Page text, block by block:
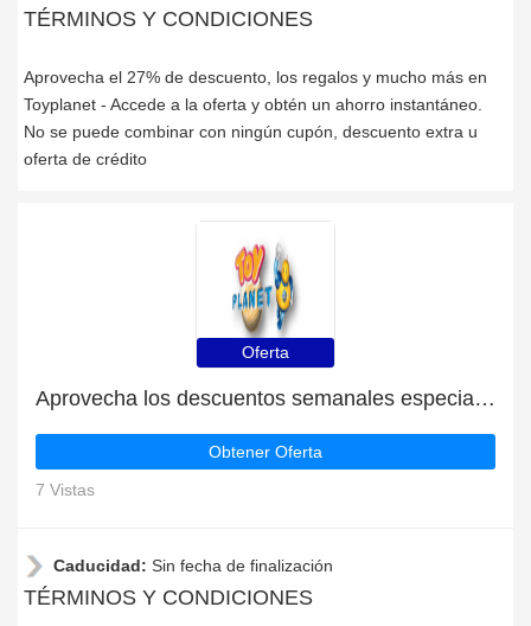
TÉRMINOS Y CONDICIONES
Aprovecha el 27% de descuento, los regalos y mucho más en
Toyplanet - Accede a la oferta y obtén un ahorro instantáneo.
No se puede combinar con ningún cupón, descuento extra u
oferta de crédito
Oferta
Aprovecha los descuentos semanales especiales
Obtener Oferta
7 Vistas
Caducidad: Sin fecha de finalización
TÉRMINOS Y CONDICIONES